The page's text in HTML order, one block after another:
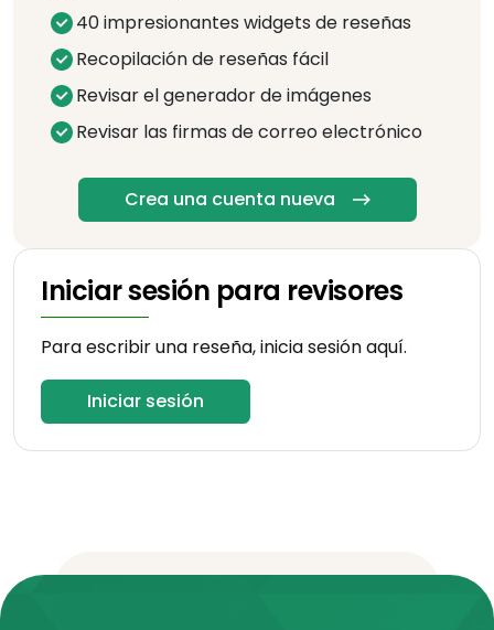
40 impresionantes widgets de reseñas
Recopilación de reseñas fácil
Revisar el generador de imágenes
Revisar las firmas de correo electrónico
Crea una cuenta nueva
Iniciar sesión para revisores
Para escribir una reseña, inicia sesión aquí.
Iniciar sesión